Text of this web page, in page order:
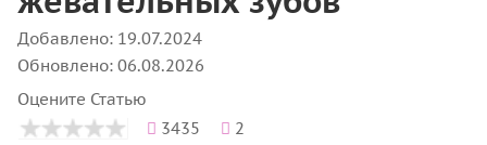
Добавлено: 19.07.2024
Обновлено: 06.08.2026
Оцените Статью
3435
2